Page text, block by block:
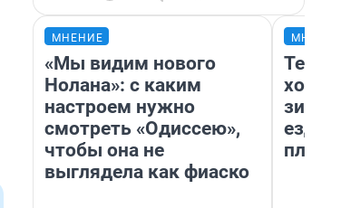
МНЕНИЕ
«Мы видим нового
Нолана»: с каким
настроем нужно
смотреть «Одиссею»,
чтобы она не
выглядела как фиаско
ездит